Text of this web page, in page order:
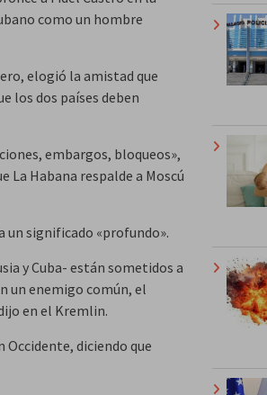
como un hombre
elogió la amistad que
los dos países deben
embargos, bloqueos»,
Habana respalde a Moscú
un significado «profundo».
y Cuba- están sometidos a
un enemigo común, el
en el Kremlin.
diciendo que